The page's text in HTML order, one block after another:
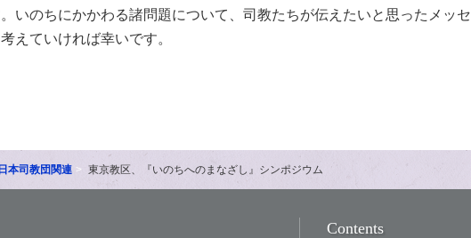
いのちにかかわる諸問題について、司教たちが伝えたいと思ったメッセ
えていければ幸いです。
日本司教団関連 東京教区、『いのちへのまなざし』シンポジウム
Contents